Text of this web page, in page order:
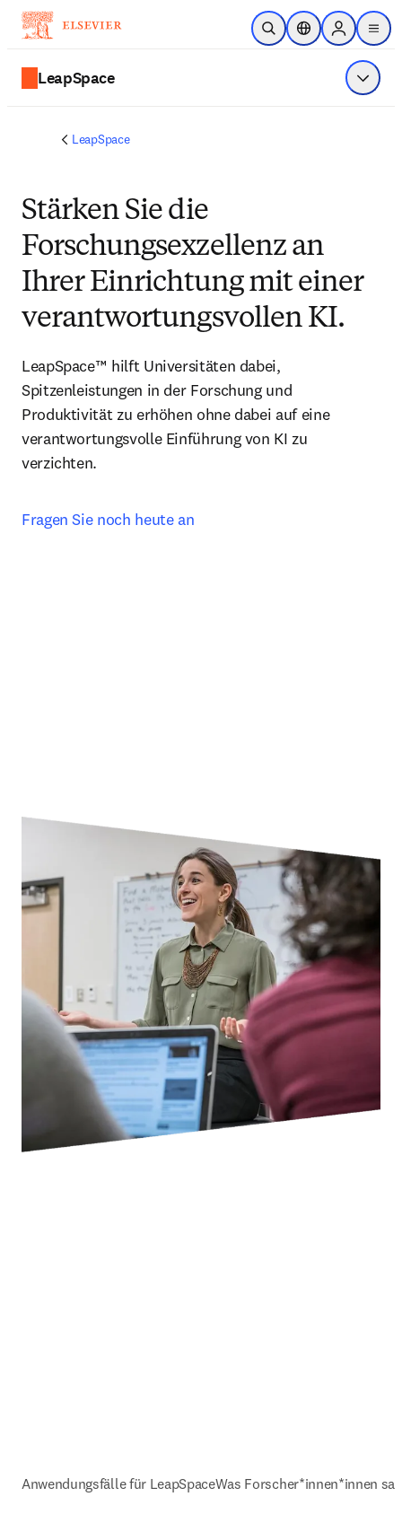
Zum Hauptinhalt wechseln
Suche öffnenStandortauswahl
Sign in to
menu
LeapSpace Menü
LeapSpace
Stärken Sie die
Forschungsexzellenz an
Ihrer Einrichtung mit einer
verantwortungsvollen KI.
LeapSpace™ hilft Universitäten dabei,
Spitzenleistungen in der Forschung und
Produktivität zu erhöhen ohne dabei auf eine
verantwortungsvolle Einführung von KI zu
verzichten.
Fragen Sie noch heute an
Anwendungsfälle für LeapSpaceWas Forscher*innen*innen